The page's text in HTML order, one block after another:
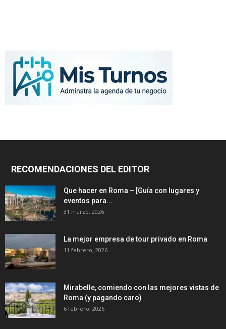
RECOMENDACIONES DEL EDITOR
Que hacer en Roma – [Guía con lugares y
eventos para...
31 marzo, 2026
La mejor empresa de tour privado en Roma
11 febrero, 2026
Mirabelle, comiendo con las mejores vistas de
Roma (y pagando caro)
6 febrero, 2026